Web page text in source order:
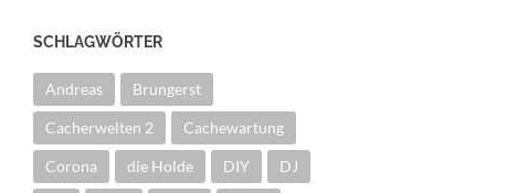
SCHLAGWÖRTER
Andreas Brungerst
Cacherwelten 2 Cachewartung
Corona die Holde DIY DJ